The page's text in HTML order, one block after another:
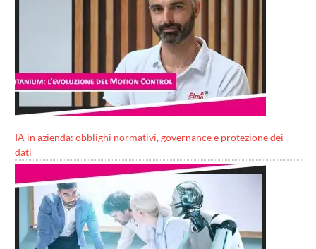
IA in azienda: obblighi normativi, governance e protezione dei
dati